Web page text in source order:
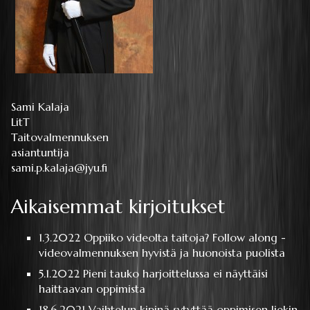
Sami Kalaja
LitT
Taitovalmennuksen
asiantuntija
sami.p.kalaja@jyu.fi
Aikaisemmat kirjoitukset
1.3.2022 Oppiiko videolta taitoja? Follow along -
videovalmennuksen hyvistä ja huonoista puolista
5.1.2022 Pieni tauko harjoittelussa ei näyttäisi
haittaavan oppimista